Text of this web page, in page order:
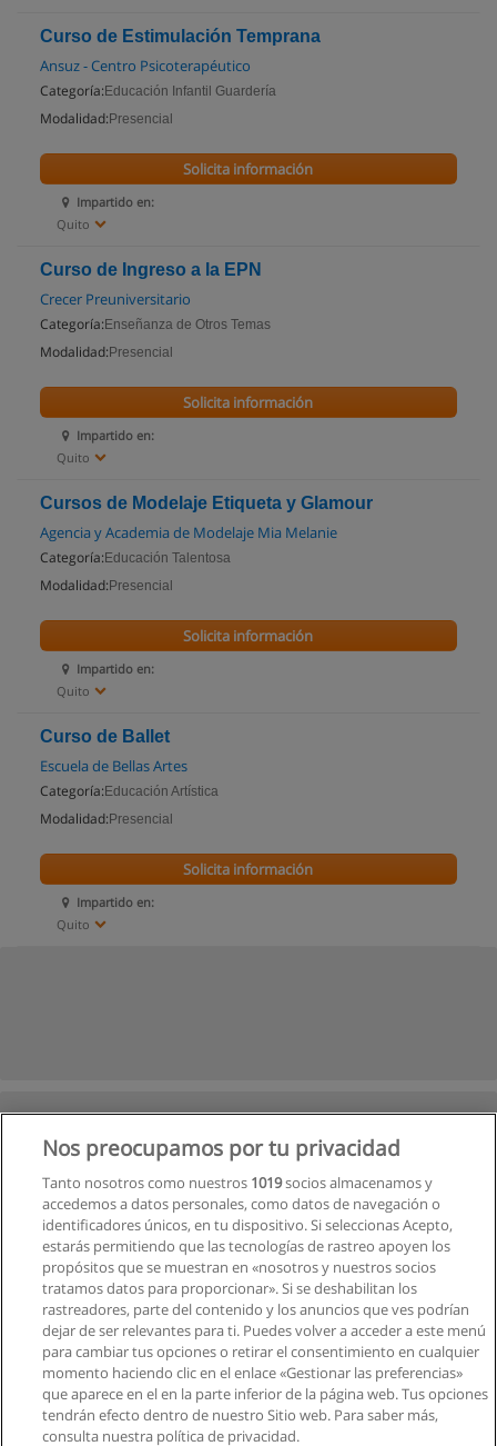
Curso de Estimulación Temprana
Ansuz - Centro Psicoterapéutico
Categoría: Educación Infantil Guardería
Modalidad: Presencial
Impartido en:
Quito
Solicita información
Curso de Ingreso a la EPN
Crecer Preuniversitario
Categoría: Enseñanza de Otros Temas
Modalidad: Presencial
Impartido en:
Quito
Solicita información
Cursos de Modelaje Etiqueta y Glamour
Agencia y Academia de Modelaje Mia Melanie
Categoría: Educación Talentosa
Modalidad: Presencial
Impartido en:
Quito
Solicita información
Curso de Ballet
Escuela de Bellas Artes
Categoría: Educación Artística
Modalidad: Presencial
Impartido en:
Quito
Solicita información
Siguiente
Nos preocupamos por tu privacidad
Tanto nosotros como nuestros 1019socios almacenamos y
accedemos a datos personales, como datos de navegación o
identificadores únicos, en tu dispositivo. Si seleccionas Acepto,
estarás permitiendo que las tecnologías de rastreo apoyen los
propósitos que se muestran en «nosotros y nuestros socios
tratamos datos para proporcionar». Si se deshabilitan los
rastreadores, parte del contenido y los anuncios que ves podrían
dejar de ser relevantes para ti. Puedes volver a acceder a este menú
para cambiar tus opciones o retirar el consentimiento en cualquier
momento haciendo clic en el enlace «Gestionar las preferencias»
que aparece en el en la parte inferior de la página web. Tus opciones
tendrán efecto dentro de nuestro Sitio web. Para saber más,
consulta nuestra política de privacidad.